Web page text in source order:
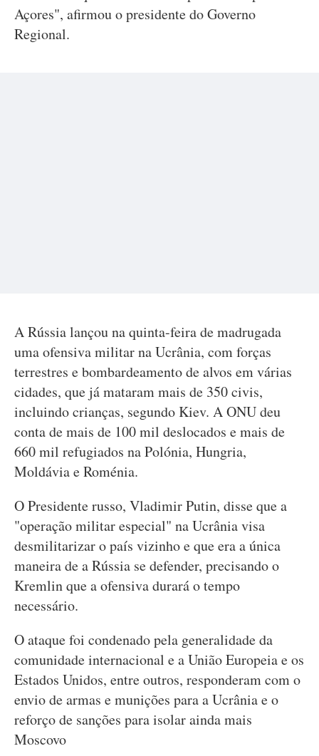
Açores", afirmou o presidente do Governo
Regional.
A Rússia lançou na quinta-feira de madrugada
uma ofensiva militar na Ucrânia, com forças
terrestres e bombardeamento de alvos em várias
cidades, que já mataram mais de 350 civis,
incluindo crianças, segundo Kiev. A ONU deu
conta de mais de 100 mil deslocados e mais de
660 mil refugiados na Polónia, Hungria,
Moldávia e Roménia.
O Presidente russo, Vladimir Putin, disse que a
"operação militar especial" na Ucrânia visa
desmilitarizar o país vizinho e que era a única
maneira de a Rússia se defender, precisando o
Kremlin que a ofensiva durará o tempo
necessário.
O ataque foi condenado pela generalidade da
comunidade internacional e a União Europeia e os
Estados Unidos, entre outros, responderam com o
envio de armas e munições para a Ucrânia e o
reforço de sanções para isolar ainda mais
Moscovo